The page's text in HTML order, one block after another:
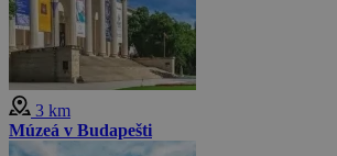
3 km
Múzeá v Budapešti